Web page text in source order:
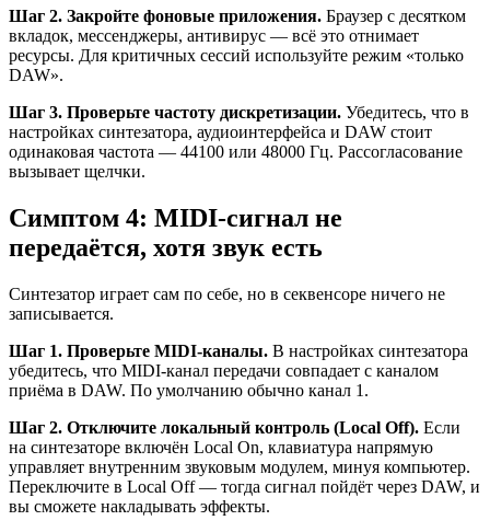
Шаг 2. Закройте фоновые приложения. Браузер с десятком
вкладок, мессенджеры, антивирус — всё это отнимает
ресурсы. Для критичных сессий используйте режим «только
DAW».
Шаг 3. Проверьте частоту дискретизации. Убедитесь, что в
настройках синтезатора, аудиоинтерфейса и DAW стоит
одинаковая частота — 44100 или 48000 Гц. Рассогласование
вызывает щелчки.
Симптом 4: MIDI-сигнал не
передаётся, хотя звук есть
Синтезатор играет сам по себе, но в секвенсоре ничего не
записывается.
Шаг 1. Проверьте MIDI-каналы. В настройках синтезатора
убедитесь, что MIDI-канал передачи совпадает с каналом
приёма в DAW. По умолчанию обычно канал 1.
Шаг 2. Отключите локальный контроль (Local Off). Если
на синтезаторе включён Local On, клавиатура напрямую
управляет внутренним звуковым модулем, минуя компьютер.
Переключите в Local Off — тогда сигнал пойдёт через DAW, и
вы сможете накладывать эффекты.